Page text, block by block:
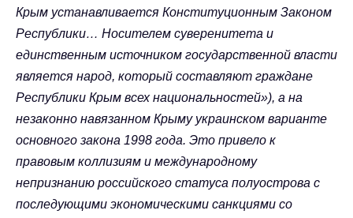
Крым устанавливается Конституционным Законом
Республики… Носителем суверенитета и
единственным источником государственной власти
является народ, который составляют граждане
Республики Крым всех национальностей»), а на
незаконно навязанном Крыму украинском варианте
основного закона 1998 года. Это привело к
правовым коллизиям и международному
непризнанию российского статуса полуострова с
последующими экономическими санкциями со